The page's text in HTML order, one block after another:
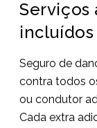
Serviços
incluídos
Seguro de
contra todos
ou condutor
Cada extra